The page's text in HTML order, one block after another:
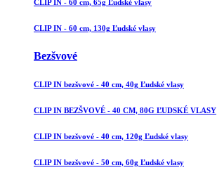
CLIP IN - 60 cm, 65g Ľudské vlasy
CLIP IN - 60 cm, 130g Ľudské vlasy
Bezšvové
CLIP IN bezšvové - 40 cm, 40g Ľudské vlasy
CLIP IN BEZŠVOVÉ - 40 CM, 80G ĽUDSKÉ VLASY
CLIP IN bezšvové - 40 cm, 120g Ľudské vlasy
CLIP IN bezšvové - 50 cm, 60g Ľudské vlasy